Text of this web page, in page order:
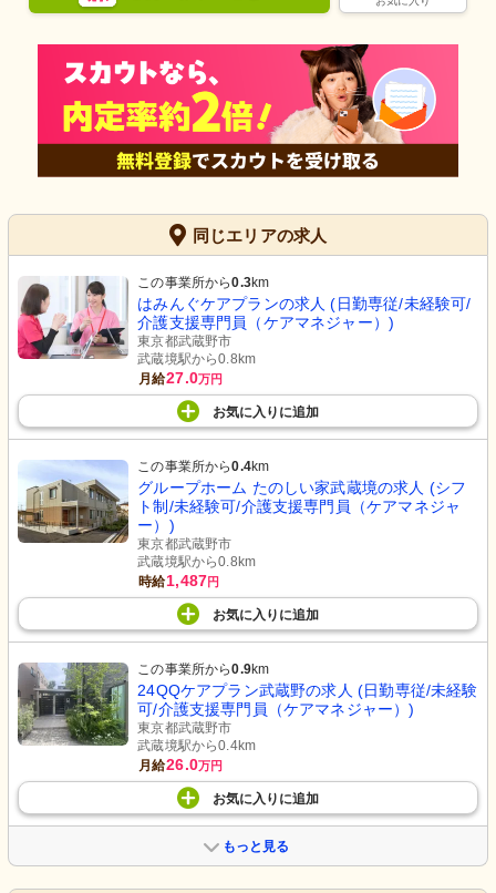
同じエリアの求人
この事業所から0.3km
はみんぐケアプランの求人 (日勤専従/未経験可/
介護支援専門員（ケアマネジャー）)
東京都武蔵野市
武蔵境駅から0.8km
月給27.0万円
お気に入り に追加
この事業所から0.4km
グループホーム たのしい家武蔵境の求人 (シフ
ト制/未経験可/介護支援専門員（ケアマネジャ
ー）)
東京都武蔵野市
武蔵境駅から0.8km
時給1,487円
お気に入り に追加
この事業所から0.9km
24QQケアプラン武蔵野の求人 (日勤専従/未経験
可/介護支援専門員（ケアマネジャー）)
東京都武蔵野市
武蔵境駅から0.4km
月給26.0万円
お気に入り に追加
もっと見る